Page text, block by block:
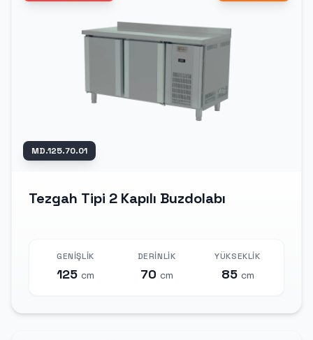
MD.125.70.01
Tezgah Tipi 2 Kapılı Buzdolabı
GENIŞLIK
125 cm
DERINLIK
70 cm
YÜKSEKLIK
85 cm